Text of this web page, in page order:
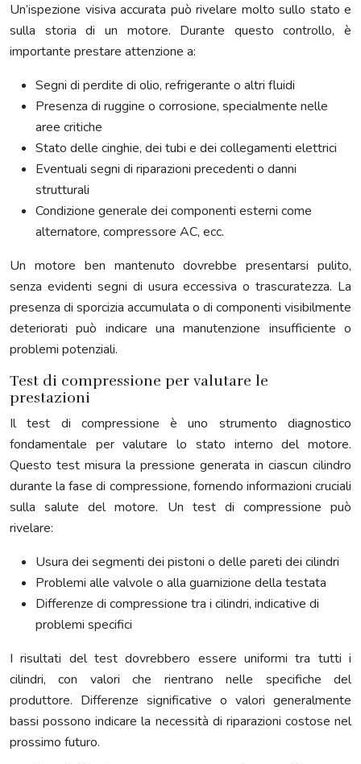
Un’ispezione visiva accurata può rivelare molto sullo stato e
sulla storia di un motore. Durante questo controllo, è
importante prestare attenzione a:
Segni di perdite di olio, refrigerante o altri fluidi
Presenza di ruggine o corrosione, specialmente nelle
aree critiche
Stato delle cinghie, dei tubi e dei collegamenti elettrici
Eventuali segni di riparazioni precedenti o danni
strutturali
Condizione generale dei componenti esterni come
alternatore, compressore AC, ecc.
Un motore ben mantenuto dovrebbe presentarsi pulito,
senza evidenti segni di usura eccessiva o trascuratezza. La
presenza di sporcizia accumulata o di componenti visibilmente
deteriorati può indicare una manutenzione insufficiente o
problemi potenziali.
Test di compressione per valutare le
prestazioni
Il test di compressione è uno strumento diagnostico
fondamentale per valutare lo stato interno del motore.
Questo test misura la pressione generata in ciascun cilindro
durante la fase di compressione, fornendo informazioni cruciali
sulla salute del motore. Un test di compressione può
rivelare:
Usura dei segmenti dei pistoni o delle pareti dei cilindri
Problemi alle valvole o alla guarnizione della testata
Differenze di compressione tra i cilindri, indicative di
problemi specifici
I risultati del test dovrebbero essere uniformi tra tutti i
cilindri, con valori che rientrano nelle specifiche del
produttore. Differenze significative o valori generalmente
bassi possono indicare la necessità di riparazioni costose nel
prossimo futuro.